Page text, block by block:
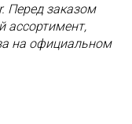
Перед заказом
ассортимент,
на официальном